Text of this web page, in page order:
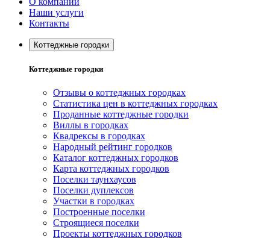
Наши услуги
Контакты
Коттеджные городки
Коттеджные городки
Отзывы о коттеджных городках
Статистика цен в коттеджных городках
Проданные коттеджные городки
Виллы в городках
Квадрексы в городках
Народный рейтинг городков
Каталог коттеджных городков
Карта коттеджных городков
Поселки таунхаусов
Поселки дуплексов
Участки в городках
Построенные поселки
Строящиеся поселки
Проекты коттеджных городков